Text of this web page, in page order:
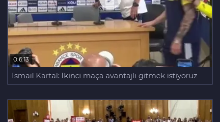
0:6:13
İsmail Kartal: İkinci maça avantajlı gitmek istiyoruz